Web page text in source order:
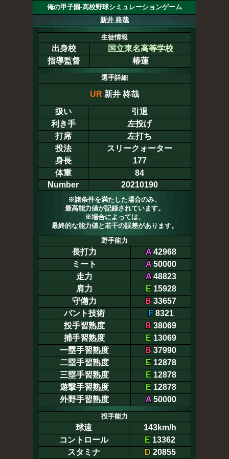
俺の甲子園-高校野球シミュレーションゲーム
新井 柊哉
生徒情報
出身校
国立東名高等学校
指導監督
椿蓮
選手詳細
UR 新井 柊哉
扱い
引退
利き手
左投げ
打席
左打ち
投法
スリークォーター
身長
177
体重
84
Number
20210190
※諸条件を満たした場合のみ、
最高能力値が記録されています。
※場合によっては、
最終的な能力値と若干の誤差があります。
野手能力
長打力 A42968
ミート
A50000
走力
A48823
肩力
E15928
守備力
B 33657
バント技術
F8321
投手習熟度
B 38069
捕手習熟度
E13069
一塁手習熟度
B 37990
二塁手習熟度
E12878
三塁手習熟度
E12878
遊撃手習熟度
E12878
外野手習熟度
A50000
投手能力
球速
143km/h
コントロール
E 13362
スタミナ
D20855